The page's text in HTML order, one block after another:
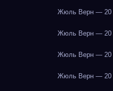
Жюль Верн — 20
Жюль Верн — 20
Жюль Верн — 20
Жюль Верн — 20